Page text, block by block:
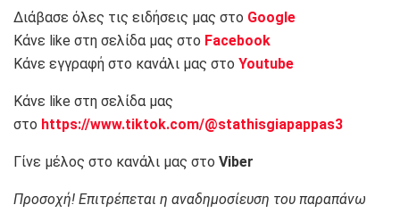
Διάβασε όλες τις ειδήσεις μας στο Google
Κάνε like στη σελίδα μας στο Facebook
Κάνε εγγραφή στο κανάλι μας στο Youtube
Κάνε like στη σελίδα μας
στο https://www.tiktok.com/@stathisgiapappas3
Γίνε μέλος στο κανάλι μας στο Viber
Προσοχή! Επιτρέπεται η αναδημοσίευση του παραπάνω